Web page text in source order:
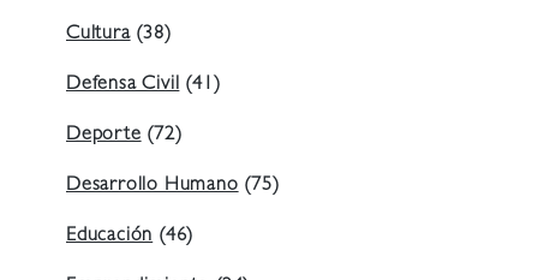
Cultura(38)
Defensa Civil(41)
Deporte(72)
Desarrollo Humano(75)
Educación(46)